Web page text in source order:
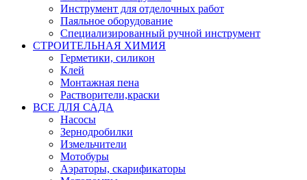
Инструмент для отделочных работ
Паяльное оборудование
Специализированный ручной инструмент
СТРОИТЕЛЬНАЯ ХИМИЯ
Герметики, силикон
Клей
Монтажная пена
Растворители,краски
ВСЕ ДЛЯ САДА
Насосы
Зернодробилки
Измельчители
Мотобуры
Аэраторы, скарификаторы